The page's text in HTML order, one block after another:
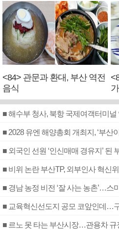
<84> 관문과 환대, 부산 역전
음식
■ 해수부 청사, 북항 국제여객터미널
■ 2028 유엔 해양총회 개최지, ‘부산
■ 외국인 선원 ‘인신매매 경유지’ 된
■ 비위 논란 부산TP, 외부인사 혁신위
■ 경남 농정 비전 ‘잘 사는 농촌’…스
■ 교육혁신선도지 공모 코앞인데…구
■ 르노 못 타는 부산시장…관용차 규